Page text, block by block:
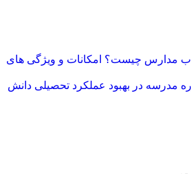
مدارس چیست؟ امکانات و ویژگی های
در بهبود عملکرد تحصیلی دانش